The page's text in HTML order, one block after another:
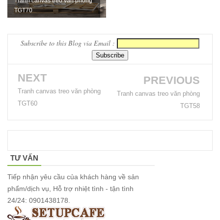
Bàn ghế sắt
cafe, quán
vườn, ban
công, sân
văn phòng
ghế bọc vải
Bộ bàn ghế
TGT70
Subscribe to this Blog via Email :
NEXT
Tranh canvas treo văn phòng
TGT60
PREVIOUS
Tranh canvas treo văn phòng
TGT58
TƯ VẤN
Tiếp nhận yêu cầu của khách hàng về sản
phẩm/dịch vụ, Hỗ trợ nhiệt tình - tận tình
24/24: 0901438178.